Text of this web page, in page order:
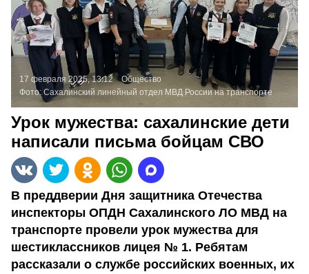
17 февраля 2025, 13:12
Общество
Фото: Сахалинский линейный отдел МВД России на транспорте
Урок мужества: сахалинские дети
написали письма бойцам СВО
В преддверии Дня защитника Отечества
инспекторы ОПДН Сахалинского ЛО МВД на
транспорте провели урок мужества для
шестиклассников лицея № 1. Ребятам
рассказали о службе российских военных, их